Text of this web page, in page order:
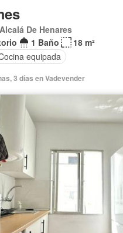
De Henares
1 Baño
18 m²
equipada
3 días en Vadevender